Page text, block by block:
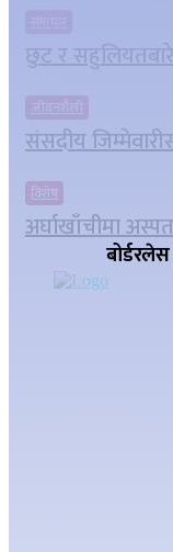
छुट र
जीवनशैली
संसदीय
विशेष
अर्घाखाँचीमा